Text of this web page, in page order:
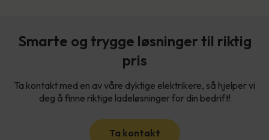
Smarte og trygge løsninger til riktig
pris
Ta kontakt med en av våre dyktige elektrikere, så hjelper vi
deg å finne riktige ladeløsninger for din bedrift!
Ta kontakt